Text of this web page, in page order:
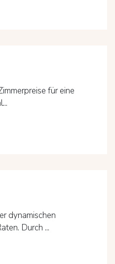
für eine
dynamischen
Durch ...